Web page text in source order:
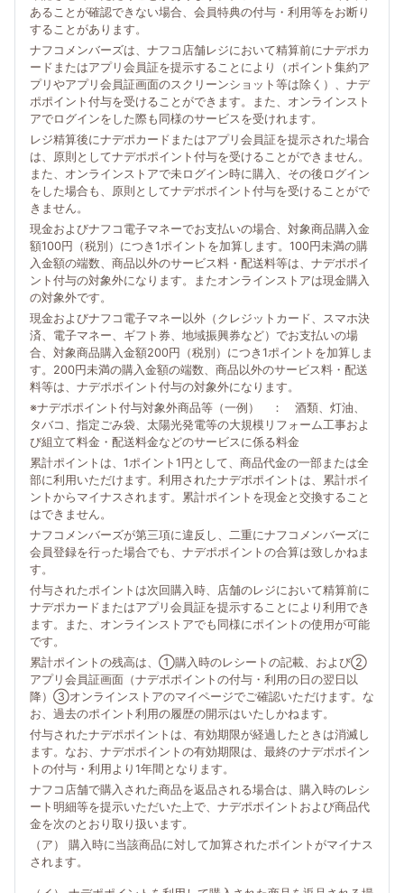
あることが確認できない場合、会員特典の付与・利用等をお断り
することがあります。
ナフコメンバーズは、ナフコ店舗レジにおいて精算前にナデポカ
ードまたはアプリ会員証を提示することにより（ポイント集約ア
プリやアプリ会員証画面のスクリーンショット等は除く）、ナデ
ポポイント付与を受けることができます。また、オンラインスト
アでログインをした際も同様のサービスを受けれます。
レジ精算後にナデポカードまたはアプリ会員証を提示された場合
は、原則としてナデポポイント付与を受けることができません。
また、オンラインストアで未ログイン時に購入、その後ログイン
をした場合も、原則としてナデポポイント付与を受けることがで
きません。
現金およびナフコ電子マネーでお支払いの場合、対象商品購入金
額100円（税別）につき1ポイントを加算します。100円未満の購
入金額の端数、商品以外のサービス料・配送料等は、ナデポポイ
ント付与の対象外になります。またオンラインストアは現金購入
の対象外です。
現金およびナフコ電子マネー以外（クレジットカード、スマホ決
済、電子マネー、ギフト券、地域振興券など）でお支払いの場
合、対象商品購入金額200円（税別）につき1ポイントを加算しま
す。200円未満の購入金額の端数、商品以外のサービス料・配送
料等は、ナデポポイント付与の対象外になります。
※ナデポポイント付与対象外商品等（一例） ： 酒類、灯油、
タバコ、指定ごみ袋、太陽光発電等の大規模リフォーム工事およ
び組立て料金・配送料金などのサービスに係る料金
累計ポイントは、1ポイント1円として、商品代金の一部または全
部に利用いただけます。利用されたナデポポイントは、累計ポイ
ントからマイナスされます。累計ポイントを現金と交換すること
はできません。
ナフコメンバーズが第三項に違反し、二重にナフコメンバーズに
会員登録を行った場合でも、ナデポポイントの合算は致しかねま
す。
付与されたポイントは次回購入時、店舗のレジにおいて精算前に
ナデポカードまたはアプリ会員証を提示することにより利用でき
ます。また、オンラインストアでも同様にポイントの使用が可能
です。
累計ポイントの残高は、①購入時のレシートの記載、および②
アプリ会員証画面（ナデポポイントの付与・利用の日の翌日以
降）③オンラインストアのマイページでご確認いただけます。な
お、過去のポイント利用の履歴の開示はいたしかねます。
付与されたナデポポイントは、有効期限が経過したときは消滅し
ます。なお、ナデポポイントの有効期限は、最終のナデポポイン
トの付与・利用より1年間となります。
ナフコ店舗で購入された商品を返品される場合は、購入時のレシ
ート明細等を提示いただいた上で、ナデポポイントおよび商品代
金を次のとおり取り扱います。
（ア） 購入時に当該商品に対して加算されたポイントがマイナス
されます。